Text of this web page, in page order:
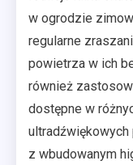
w ogrodzie
regularne
powietrza w ich
również
dostępne w
z wbudowanym